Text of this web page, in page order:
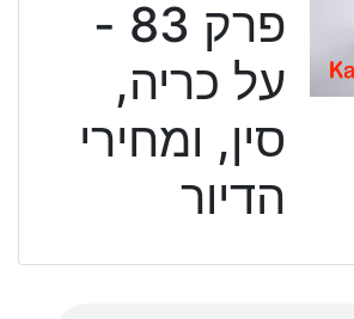
פרק 83 -
על כריה,
סין, ומחירי
הדיור